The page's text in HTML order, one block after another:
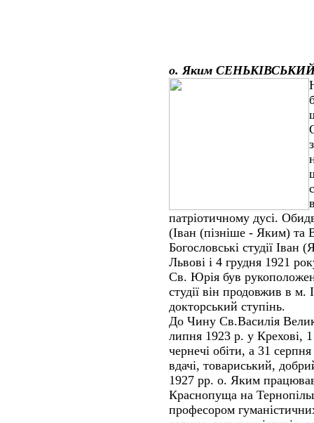
о. Яким
патріотичному дусі.
(Іван (пізніше - Яким) та
Богословські студії Іван
Львові і 4 грудня 1921
Св. Юрія був
студії він продовжив в м.
докторський ступінь.
До Чину Св.Василія
липня 1923 р. у Крехові,
чернечі обіти, а 31
вдачі, товариський,
1927 pp. о. Яким
Краснопуща на
професором